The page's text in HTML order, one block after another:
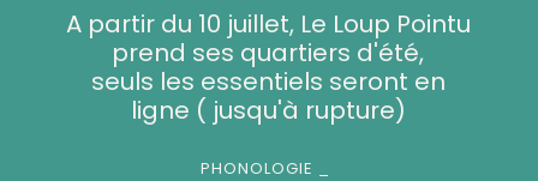
A partir du 10 juillet, Le Loup Pointu
prend ses quartiers d'été,
seuls les essentiels seront en
ligne ( jusqu'à rupture)
PHONOLOGIE _